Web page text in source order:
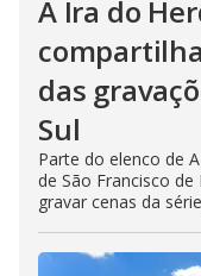
A Ira do
das
Sul
Parte do elenco de
de São Francisco
gravar cenas da